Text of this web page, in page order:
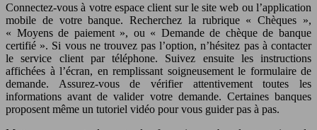
Connectez-vous à votre espace client sur le site web ou l’application
mobile de votre banque. Recherchez la rubrique « Chèques »,
« Moyens de paiement », ou « Demande de chèque de banque
certifié ». Si vous ne trouvez pas l’option, n’hésitez pas à contacter
le service client par téléphone. Suivez ensuite les instructions
affichées à l’écran, en remplissant soigneusement le formulaire de
demande. Assurez-vous de vérifier attentivement toutes les
informations avant de valider votre demande. Certaines banques
proposent même un tutoriel vidéo pour vous guider pas à pas.